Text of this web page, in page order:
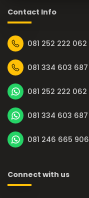
Contact Info
081 252 222 062
081 334 603 687
081 252 222 062
081 334 603 687
081 246 665 906
Connect with us